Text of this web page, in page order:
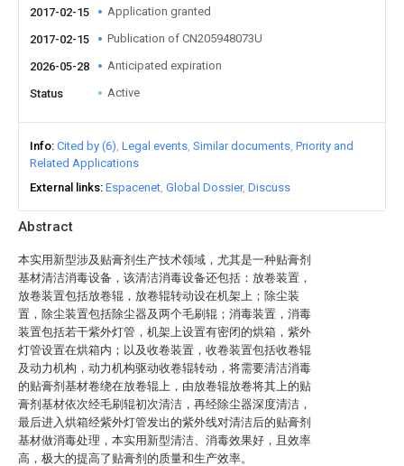
Abstract
本实用新型涉及贴膏剂生产技术领域，尤其是一种贴膏剂
基材清洁消毒设备，该清洁消毒设备还包括：放卷装置，
放卷装置包括放卷辊，放卷辊转动设在机架上；除尘装
置，除尘装置包括除尘器及两个毛刷辊；消毒装置，消毒
装置包括若干紫外灯管，机架上设置有密闭的烘箱，紫外
灯管设置在烘箱内；以及收卷装置，收卷装置包括收卷辊
及动力机构，动力机构驱动收卷辊转动，将需要清洁消毒
的贴膏剂基材卷绕在放卷辊上，由放卷辊放卷将其上的贴
膏剂基材依次经毛刷辊初次清洁，再经除尘器深度清洁，
最后进入烘箱经紫外灯管发出的紫外线对清洁后的贴膏剂
基材做消毒处理，本实用新型清洁、消毒效果好，且效率
高，极大的提高了贴膏剂的质量和生产效率。
2017-02-15 Application granted
2017-02-15 Publication of CN205948073U
2026-05-28 Anticipated expiration
Status Active
Info Cited by (6) Legal events Similar documents Priority and
Related Applications
External links Espacenet Global Dossier Discuss